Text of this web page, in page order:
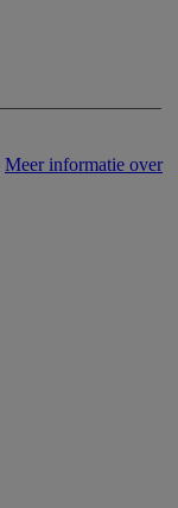
Meer informatie over